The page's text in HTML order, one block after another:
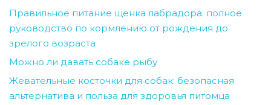
Правильное питание щенка лабрадора: полное
руководство по кормлению от рождения до
зрелого возраста
Можно ли давать собаке рыбу
Жевательные косточки для собак: безопасная
альтернатива и польза для здоровья питомца